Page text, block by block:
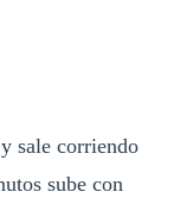
sale corriendo
sube con